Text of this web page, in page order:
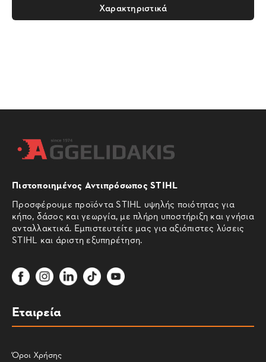
Χαρακτηριστικά
Πιστοποιημένος Αντιπρόσωπος STIHL
Προσφέρουμε προϊόντα STIHL υψηλής ποιότητας για
κήπο, δάσος και γεωργία, με πλήρη υποστήριξη και γνήσια
ανταλλακτικά. Εμπιστευτείτε μας για αξιόπιστες λύσεις
STIHL και άριστη εξυπηρέτηση.
Εταιρεία
Όροι Χρήσης